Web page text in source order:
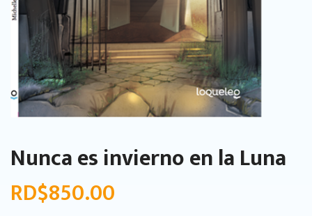
Nunca es invierno en la Luna
RD$850.00